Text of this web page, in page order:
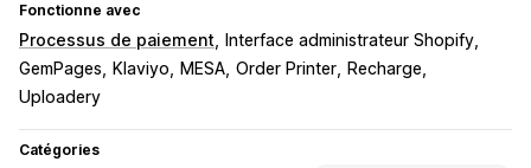
Fonctionne avec
Processus de paiement
Interface administrateur Shopify
GemPages
Klaviyo MESA Order Printer
Recharge
Uploadery
Catégories